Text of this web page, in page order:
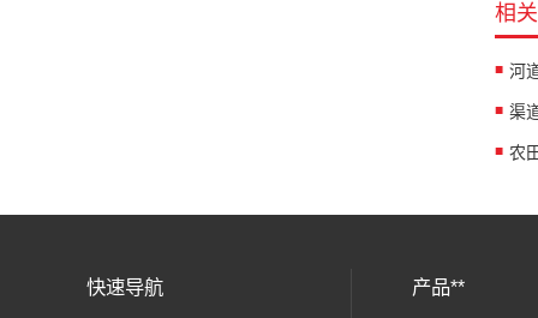
相
河
渠
快速导航 产品**